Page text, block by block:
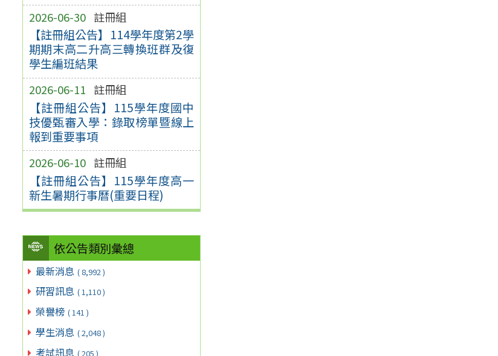
2026-06-30 註冊組
【註冊組公告】114學年度第2學
期期末高二升高三轉換班群及復
學生編班結果
2026-06-11 註冊組
【註冊組公告】115學年度國中
技優甄審入學：錄取榜單暨線上
報到重要事項
2026-06-10 註冊組
【註冊組公告】115學年度高一
新生暑期行事曆(重要日程)
依公告類別彙總
最新消息 ( 8,992 )
研習訊息 ( 1,110 )
榮譽榜 ( 141 )
學生消息 ( 2,048 )
考試訊息 ( 205 )